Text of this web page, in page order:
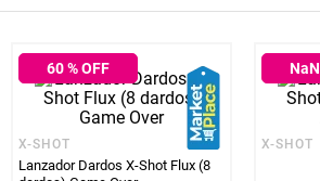
60% OFF
X-SHOT
Lanzador Dardos X-Shot Flux (8
NaN
X-SHOT